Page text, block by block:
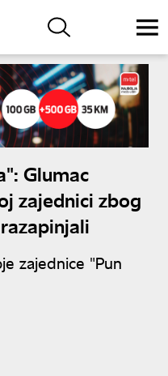
Glumac
zajednici zbog
zajednice "Pun